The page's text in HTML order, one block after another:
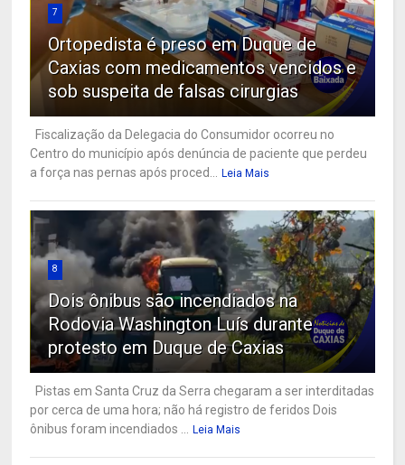
7
Ortopedista é preso em Duque de
Caxias com medicamentos vencidos e
sob suspeita de falsas cirurgias
Fiscalização da Delegacia do Consumidor ocorreu no
Centro do município após denúncia de paciente que perdeu
a força nas pernas após proced...
Leia Mais
8
Dois ônibus são incendiados na
Rodovia Washington Luís durante
protesto em Duque de Caxias
Pistas em Santa Cruz da Serra chegaram a ser interditadas
por cerca de uma hora; não há registro de feridos Dois
ônibus foram incendiados ...
Leia Mais